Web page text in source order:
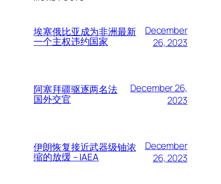
埃塞俄比亚成为非洲最新
一个主权违约国家
December
26, 2023
阿塞拜疆驱逐两名法
国外交官
December 26,
2023
伊朗恢复接近武器级铀浓
缩的放缓 – IAEA
December
26, 2023